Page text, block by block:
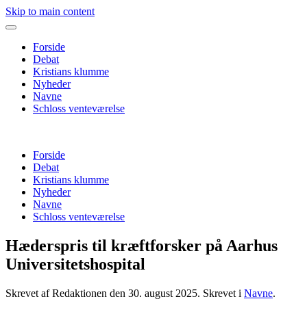
Skip to main content
Forside
Debat
Kristians klumme
Nyheder
Navne
Schloss venteværelse
Forside
Debat
Kristians klumme
Nyheder
Navne
Schloss venteværelse
Hæderspris til kræftforsker på Aarhus
Universitetshospital
Skrevet af Redaktionen den 30. august 2025. Skrevet i Navne.